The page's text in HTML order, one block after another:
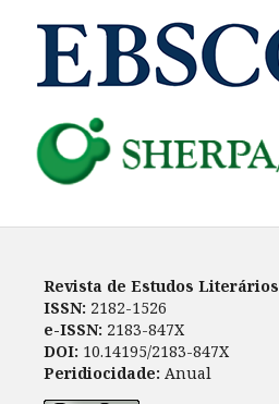
Revista de Estudos Literários
ISSN: 2182-1526
e-ISSN: 2183-847X
DOI: 10.14195/2183-847X
Peridiocidade: Anual